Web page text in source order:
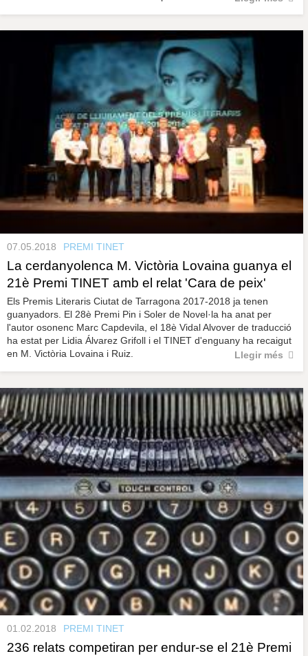
07.05.2018 PREMI TINET
La cerdanyolenca M. Victòria Lovaina guanya el
21è Premi TINET amb el relat 'Cara de peix'
Els Premis Literaris Ciutat de Tarragona 2017-2018 ja tenen
guanyadors. El 28è Premi Pin i Soler de Novel·la ha anat per
l'autor osonenc Marc Capdevila, el 18è Vidal Alvover de traducció
ha estat per Lidia Álvarez Grifoll i el TINET d'enguany ha recaigut
en M. Victòria Lovaina i Ruiz.
Llegir més
01.02.2018 PREMI TINET
236 relats competiran per endur-se el 21è Premi